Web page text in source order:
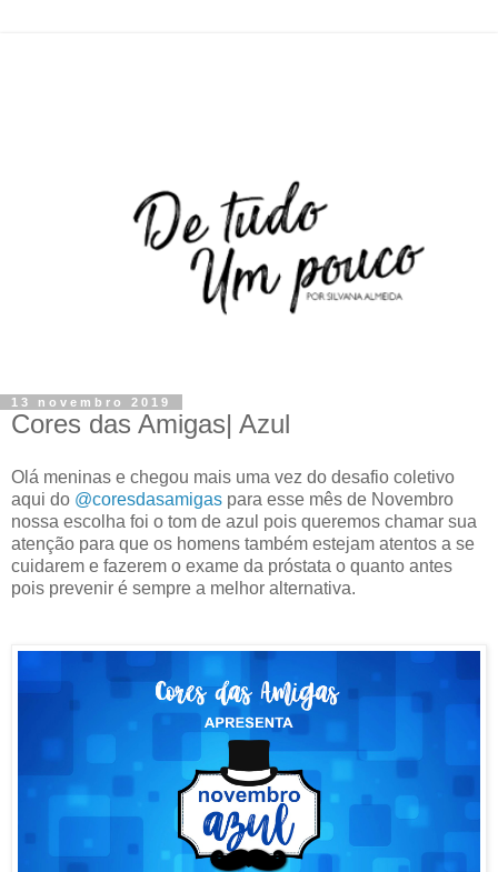
13 novembro 2019
Cores das Amigas| Azul
Olá meninas e chegou mais uma vez do desafio coletivo
aqui do @coresdasamigas para esse mês de Novembro
nossa escolha foi o tom de azul pois queremos chamar sua
atenção para que os homens também estejam atentos a se
cuidarem e fazerem o exame da próstata o quanto antes
pois prevenir é sempre a melhor alternativa.